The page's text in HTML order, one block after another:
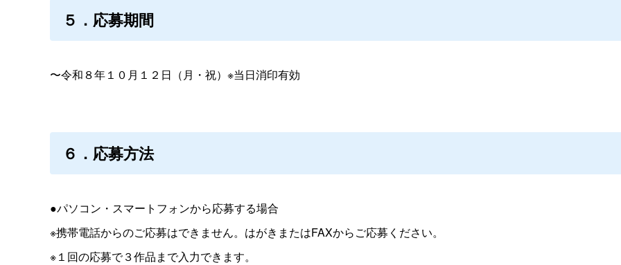
５．応募期間
〜令和８年１０月１２日（月・祝）※当日消印有効
６．応募方法
●パソコン・スマートフォンから応募する場合
※携帯電話からのご応募はできません。はがきまたはFAXからご応募ください。
※１回の応募で３作品まで入力できます。